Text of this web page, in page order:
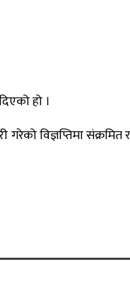
हो ।
विज्ञप्तिमा संक्रमित